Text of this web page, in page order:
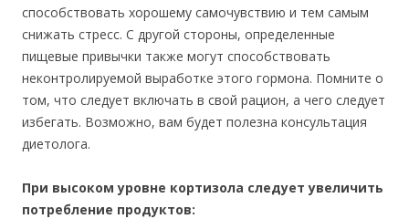
способствовать хорошему самочувствию и тем самым
снижать стресс. С другой стороны, определенные
пищевые привычки также могут способствовать
неконтролируемой выработке этого гормона. Помните о
том, что следует включать в свой рацион, а чего следует
избегать. Возможно, вам будет полезна консультация
диетолога.
При высоком уровне кортизола следует увеличить
потребление продуктов: